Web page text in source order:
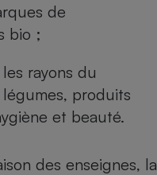
de
bio ;
rayons du
produits
et beauté.
des enseignes, la